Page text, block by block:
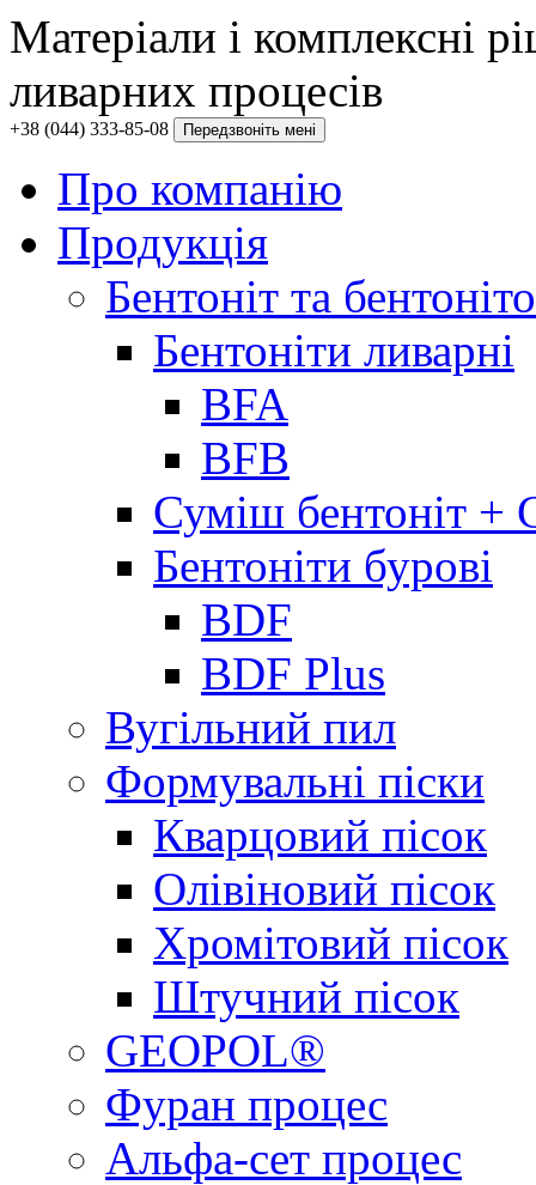
Матеріали і комплексні
ливарних процесів
+38 (044) 333-85-08 Передзвоніть мені
Про компанію
Продукція
Бентоніт та
Бентоніти ливарні
BFA
BFB
Суміш бентоніт +
Бентоніти бурові
BDF
BDF Plus
Вугільний пил
Формувальні піски
Кварцовий пісок
Олівіновий пісок
Хромітовий пісок
Штучний пісок
GEOPOL®
Фуран процес
Альфа-сет процес